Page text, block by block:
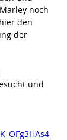
noch
den
der
und